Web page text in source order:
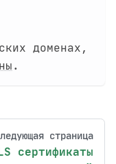
доменах,
.
страница
сертификаты